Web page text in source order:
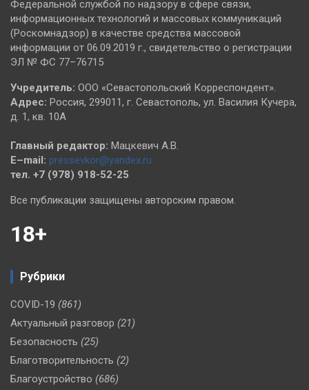
Федеральной службой по надзору в сфере связи,
информационных технологий и массовых коммуникаций
(Роскомнадзор) в качестве средства массовой
информации от 06.09.2019 г., свидетельство о регистрации
ЭЛ № ФС 77–76715
Учредитель: ООО «Севастопольский Корреспондент».
Адрес: Россия, 299011, г. Севастополь, ул. Василия Кучера,
д. 1, кв. 10А
Главный редактор: Мацкевич А.В.
E–mail: pressevkor@yandex.ru
тел. +7 (978) 918-52-25
Все публикации защищены авторским правом.
18+
Рубрики
COVID-19 (861)
Актуальный разговор (21)
Безопасность (25)
Благотворительность (2)
Благоустройство (686)